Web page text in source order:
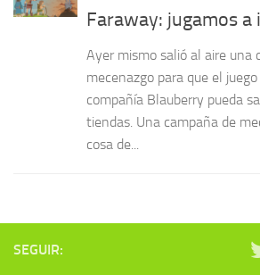
Faraway: jugamos a
Ayer mismo salió al aire una
mecenazgo para que el
compañía Blauberry pueda
tiendas. Una campaña de
cosa de...
SEGUIR: